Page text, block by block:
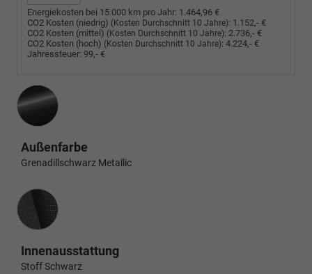
Energiekosten bei 15.000 km pro Jahr: 1.464,96 €
CO2 Kosten (niedrig) (Kosten Durchschnitt 10 Jahre): 1.152,- €
CO2 Kosten (mittel) (Kosten Durchschnitt 10 Jahre): 2.736,- €
CO2 Kosten (hoch) (Kosten Durchschnitt 10 Jahre): 4.224,- €
Jahressteuer: 99,- €
Außenfarbe
Grenadillschwarz Metallic
Innenausstattung
Innenausstattung
Stoff Schwarz